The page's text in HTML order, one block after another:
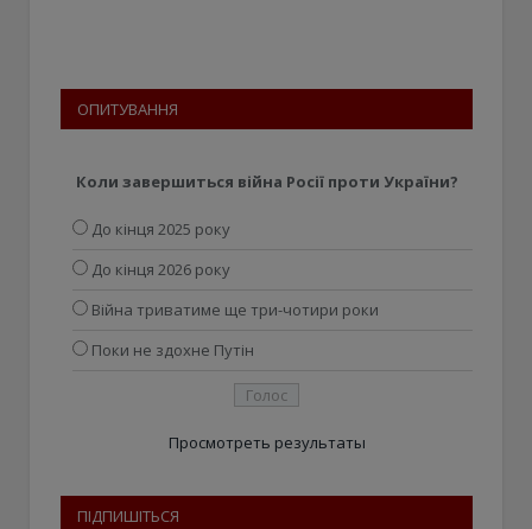
ОПИТУВАННЯ
Коли завершиться війна Росії проти України?
До кінця 2025 року
До кінця 2026 року
Війна триватиме ще три-чотири роки
Поки не здохне Путін
Просмотреть результаты
ПІДПИШІТЬСЯ